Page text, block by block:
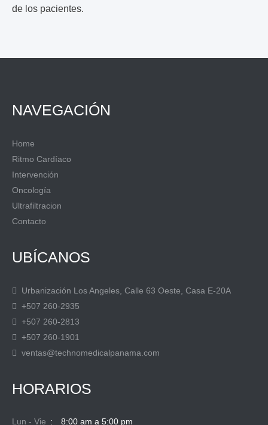
de los pacientes.
NAVEGACIÓN
Home
Ritmo Cardíaco
Intervención
Oncología
Ultrafiltracion
Contacto
UBÍCANOS
Urbanización Los Angeles, Calle 63 Oeste, Casa E-20A
+507 260-2935
+507 260-2813
+507 260-1901
ventas@technomedicalpanama.com
HORARIOS
Lun - Vie 8:00 am a 5:00 pm